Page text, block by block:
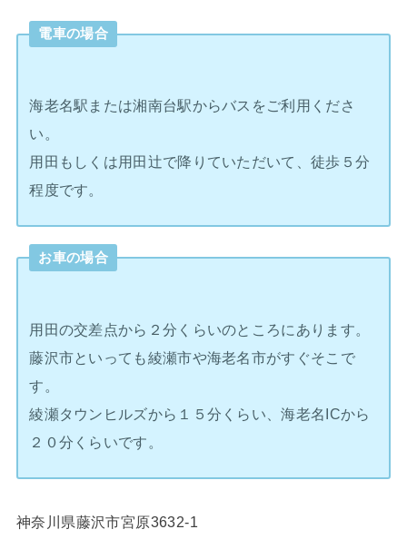
電車の場合
海老名駅または湘南台駅からバスをご利用くださ
い。
用田もしくは用田辻で降りていただいて、徒歩５分
程度です。
お車の場合
用田の交差点から２分くらいのところにあります。
藤沢市といっても綾瀬市や海老名市がすぐそこで
す。
綾瀬タウンヒルズから１５分くらい、海老名ICから
２０分くらいです。
神奈川県藤沢市宮原3632-1